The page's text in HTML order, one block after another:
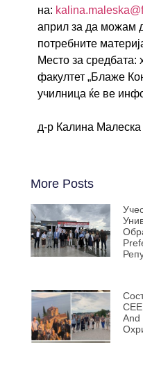
на:
април за да можам
потребните
Место за
факултет „Блаже
училница ќе ве
д-р Калина Малеска
More Posts
And